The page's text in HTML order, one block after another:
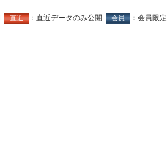
直近 ：直近データのみ公開 会員 ：会員限定